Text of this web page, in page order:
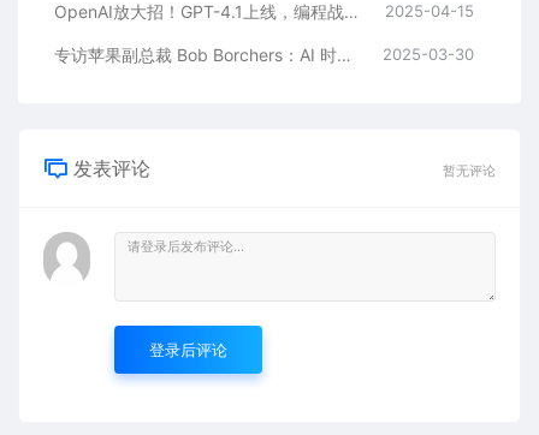
OpenAI放大招！GPT-4.1上线，编程战力全开 2025-04-15
专访苹果副总裁 Bob Borchers：AI 时代，苹果如何设计 Mac？ 2025-03-30
发表评论 暂无评论
登录后评论